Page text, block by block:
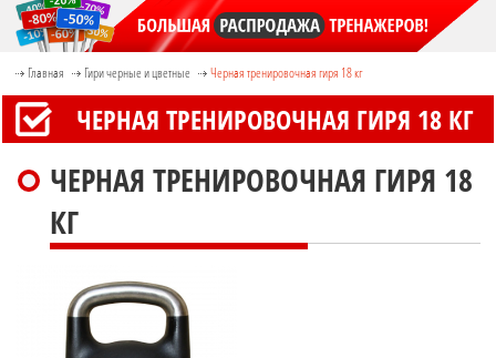
Главная Гири черные и цветные Черная тренировочная гиря 18 кг
ЧЕРНАЯ ТРЕНИРОВОЧНАЯ ГИРЯ 18 КГ
ЧЕРНАЯ ТРЕНИРОВОЧНАЯ ГИРЯ 18
КГ